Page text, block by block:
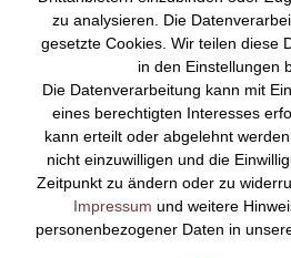
Startseite
Zahlungsarten
Kontakt
Impressum
AGB
Datenschutz
Widerrufsrecht
zu analysieren. Die
gesetzte Cookies. Wir teilen diese
in den Einstellungen
Die Datenverarbeitung kann mit
eines berechtigten Interesses
kann erteilt oder abgelehnt
nicht einzuwilligen und die
Zeitpunkt zu ändern oder zu
Impressum und weitere
personenbezogener Daten in